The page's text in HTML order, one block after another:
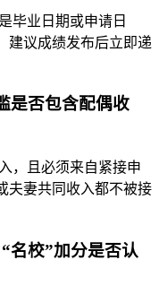
毕业日期或申请日
建议成绩发布后立即递
是否包含配偶收
，且必须来自紧接申
夫妻共同收入都不被接
名校”加分是否认